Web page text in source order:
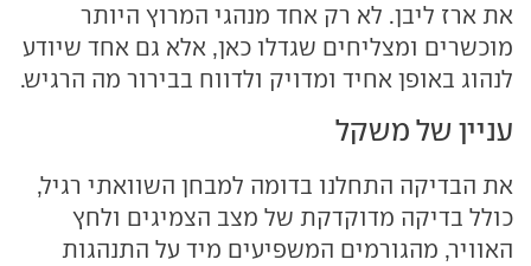
את ארז ליבן. לא רק אחד מנהגי המרוץ היותר
מוכשרים ומצליחים שגדלו כאן, אלא גם אחד שיודע
לנהוג באופן אחיד ומדויק ולדווח בבירור מה הרגיש.
עניין של משקל
את הבדיקה התחלנו בדומה למבחן השוואתי רגיל,
כולל בדיקה מדוקדקת של מצב הצמיגים ולחץ
האוויר, מהגורמים המשפיעים מיד על התנהגות